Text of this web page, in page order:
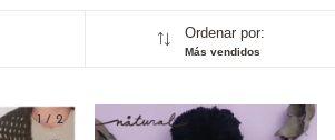
Ordenar por:
Más vendidos
1/ 2